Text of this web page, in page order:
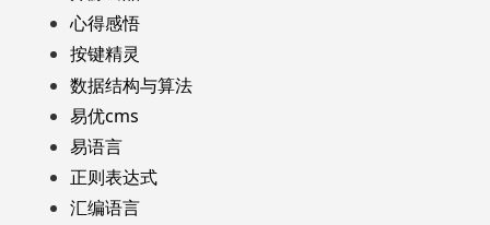
心得感悟
按键精灵
数据结构与算法
易优cms
易语言
正则表达式
汇编语言